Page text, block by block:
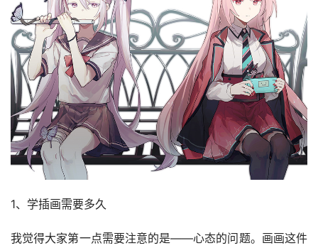
1、学插画需要多久
我觉得大家第一点需要注意的是——心态的问题。画画这件